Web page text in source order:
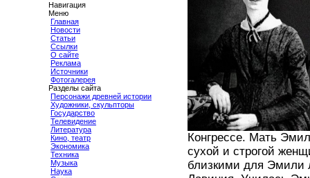
Навигация
Меню
Главная
Новости
Статьи
Ссылки
О сайте
Реклама
Источники
Фотогалерея
Разделы сайта
Персонажи древней истории
Художники, скульпторы
Государство
Телевидение
Литература
Кино, театр
Экономика
Техника
Музыка
Наука
Конгрессе. Мать
сухой и строгой
близкими для Эмили